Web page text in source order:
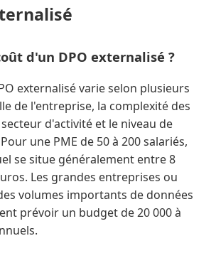
d'un DPO externalisé ?
externalisé varie selon plusieurs
de l'entreprise, la complexité des
d'activité et le niveau de
une PME de 50 à 200 salariés,
se situe généralement entre 8
Les grandes entreprises ou
volumes importants de données
prévoir un budget de 20 000 à